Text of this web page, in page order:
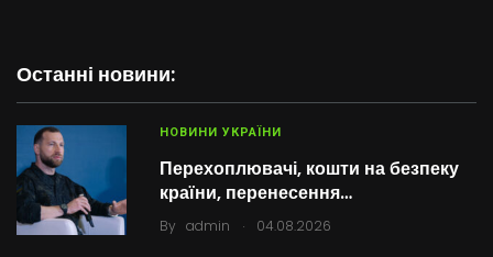
Останні новини:
НОВИНИ УКРАЇНИ
Перехоплювачі, кошти на безпеку
країни, перенесення…
By admin . 04.08.2026